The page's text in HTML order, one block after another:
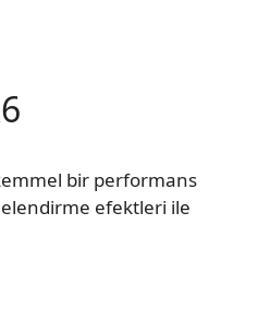
bir performans
efektleri ile